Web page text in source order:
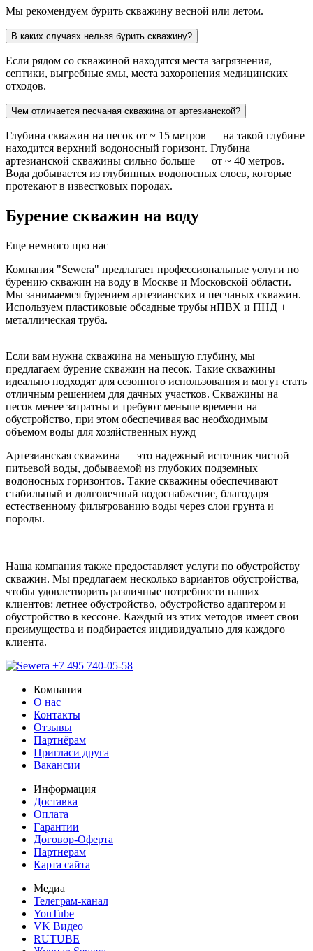
Мы рекомендуем бурить скважину весной или летом.
В каких случаях нельзя бурить скважину?
Если рядом со скважиной находятся места загрязнения,
септики, выгребные ямы, места захоронения медицинских
отходов.
Чем отличается песчаная скважина от артезианской?
Глубина скважин на песок от ~ 15 метров — на такой глубине
находится верхний водоносный горизонт. Глубина
артезианской скважины сильно больше — от ~ 40 метров.
Вода добывается из глубинных водоносных слоев, которые
протекают в известковых породах.
Бурение скважин на воду
Еще немного про нас
Компания "Sewera" предлагает профессиональные услуги по
бурению скважин на воду в Москве и Московской области.
Мы занимаемся бурением артезианских и песчаных скважин.
Используем пластиковые обсадные трубы нПВХ и ПНД +
металлическая труба.
Если вам нужна скважина на меньшую глубину, мы
предлагаем бурение скважин на песок. Такие скважины
идеально подходят для сезонного использования и могут стать
отличным решением для дачных участков. Скважины на
песок менее затратны и требуют меньше времени на
обустройство, при этом обеспечивая вас необходимым
объемом воды для хозяйственных нужд
Артезианская скважина — это надежный источник чистой
питьевой воды, добываемой из глубоких подземных
водоносных горизонтов. Такие скважины обеспечивают
стабильный и долговечный водоснабжение, благодаря
естественному фильтрованию воды через слои грунта и
породы.
Наша компания также предоставляет услуги по обустройству
скважин. Мы предлагаем несколько вариантов обустройства,
чтобы удовлетворить различные потребности наших
клиентов: летнее обустройство, обустройство адаптером и
обустройство в кессоне. Каждый из этих методов имеет свои
преимущества и подбирается индивидуально для каждого
клиента.
+7 495 740-05-58
Компания
О нас
Контакты
Отзывы
Партнёрам
Пригласи друга
Вакансии
Информация
Доставка
Оплата
Гарантии
Договор-Оферта
Партнерам
Карта сайта
Медиа
Телеграм-канал
YouTube
VK Видео
RUTUBE